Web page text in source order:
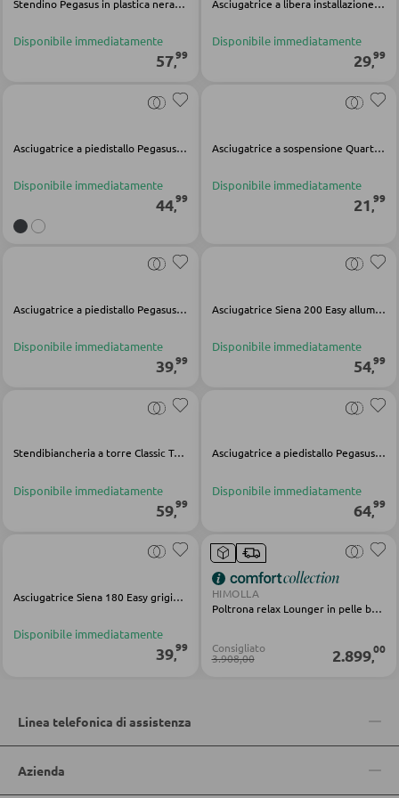
Credenze a giorno
MOBILI TV
Moduli TV
Tavolini da caffé
POLTRONE
Poltrone imbottite
Poltrone con schienale ad ali
SGABELLI
Sgabelli da bar
Pouf
Faretti a parete a LED
Lampadari a LED
Faretti e punti luce a LED
Lampade da tavolo a LED
ILLUMINAZIONE DA ESTERNO
Lampade solari
Stendino Pegasus in plastica nera alluminio
Disponibile immediatamente
57,99
Asciugatrice a libera installazione Classic 100 in metallo bianco
Disponibile immediatamente
29,99
Asciugatrice a piedistallo Pegasus 150 Solid Slim in metallo multicolore
Disponibile immediatamente
44,99
Asciugatrice a sospensione Quartet in alluminio bianco
Disponibile immediatamente
21,99
Asciugatrice a piedistallo Pegasus 120 in metallo multicolore
Disponibile immediatamente
39,99
Asciugatrice Siena 200 Easy alluminio multicolore
Disponibile immediatamente
54,99
Stendibiancheria a torre Classic Tower 450 multicolore in metallo
Disponibile immediatamente
59,99
Asciugatrice a piedistallo Pegasus 180 Solid Maxx in metallo multicolore
Disponibile immediatamente
64,99
Asciugatrice Siena 180 Easy grigio alluminio
Disponibile immediatamente
39,99
HIMOLLA
Poltrona relax Lounger in pelle beige
Consigliato
3.908,00 2.899,00
Linea telefonica di assistenza
Azienda